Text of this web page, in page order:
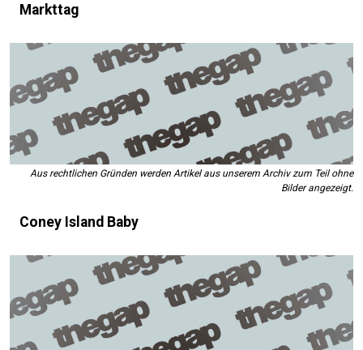
Markttag
Aus rechtlichen Gründen werden Artikel aus unserem Archiv zum Teil ohne
Bilder angezeigt.
Coney Island Baby